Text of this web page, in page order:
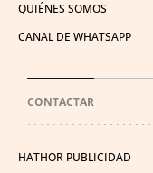
QUIÉNES SOMOS
CANAL DE WHATSAPP
CONTACTAR
HATHOR PUBLICIDAD